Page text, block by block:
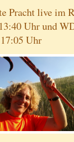
Pracht live im
Uhr und
Uhr